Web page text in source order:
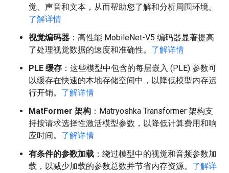
觉、声音和文本，从而帮助您了解和分析周围环境。
了解详情
视觉编码器 ：高性能 MobileNet-V5 编码器显著提高
了处理视觉数据的速度和准确性。 了解详情
PLE 缓存 ：这些模型中包含的每层嵌入 (PLE) 参数可
以缓存在快速的本地存储空间中，以降低模型内存运
行开销。 了解详情
MatFormer 架构 ：Matryoshka Transformer 架构支
持按请求选择性激活模型参数，以降低计算费用和响
应时间。 了解详情
有条件的参数加载 ：绕过模型中的视觉和音频参数加
载，以减少加载的参数总数并节省内存资源。 了解详